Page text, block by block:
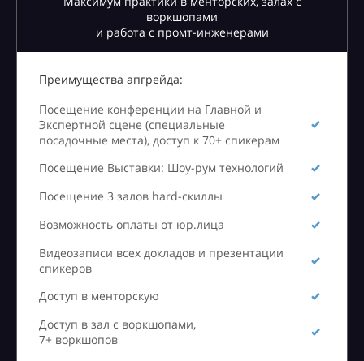
воркшопами
и работа с промт-инженерами
Преимущества апгрейда:
Посещение конференции на Главной и
Экспертной сцене (специальные
посадочные места), доступ к 70+ спикерам
Посещение Выставки: Шоу-рум технологий
Посещение 3 залов hard-скиллы
Возможность оплаты от юр.лица
Видеозаписи всех докладов и презентации
спикеров
Доступ в менторскую
Доступ в зал с воркшопами,
7+ воркшопов